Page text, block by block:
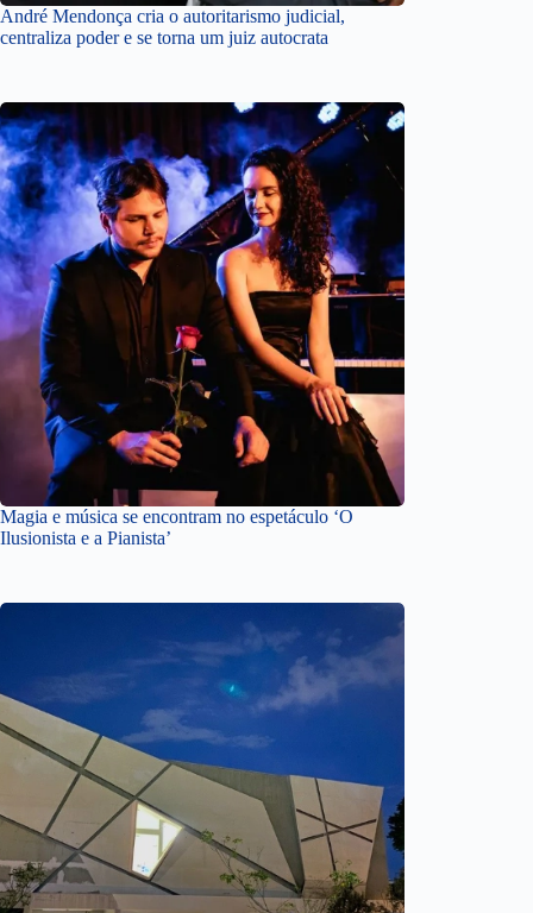
André Mendonça cria o autoritarismo judicial,
centraliza poder e se torna um juiz autocrata
Magia e música se encontram no espetáculo ‘O
Ilusionista e a Pianista’